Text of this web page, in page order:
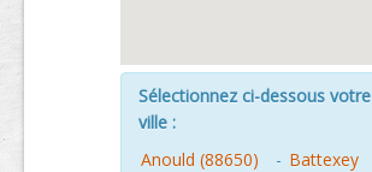
Sélectionnez ci-dessous votre
ville :
Anould (88650)
- Battexey